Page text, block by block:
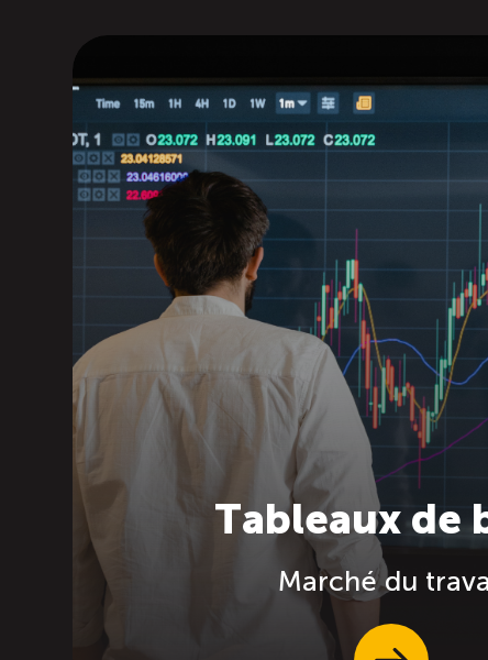
Tableaux de
Marché du